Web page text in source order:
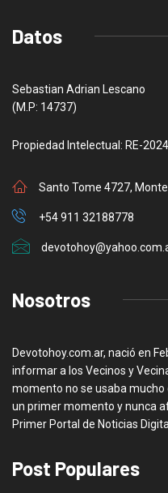
Datos
Sebastian Adrian Lescano
(M.P: 14737)
Propiedad Intelectual: RE-
Santo Tome 4727,
+54 911 32188778
Nosotros
Devotohoy.com.ar, nació en
informar a los Vecinos y
momento no se usaba
un primer momento y nunca
Primer Portal de Noticias
Post Populares